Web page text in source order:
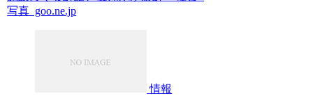
写真 goo.ne.jp
情報